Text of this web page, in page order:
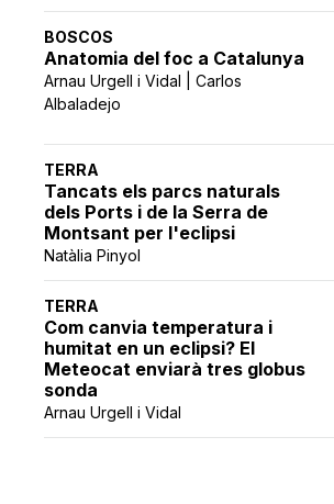
BOSCOS
Anatomia del foc a Catalunya
Arnau Urgell i Vidal | Carlos
Albaladejo
TERRA
Tancats els parcs naturals
dels Ports i de la Serra de
Montsant per l'eclipsi
Natàlia Pinyol
TERRA
Com canvia temperatura i
humitat en un eclipsi? El
Meteocat enviarà tres globus
sonda
Arnau Urgell i Vidal